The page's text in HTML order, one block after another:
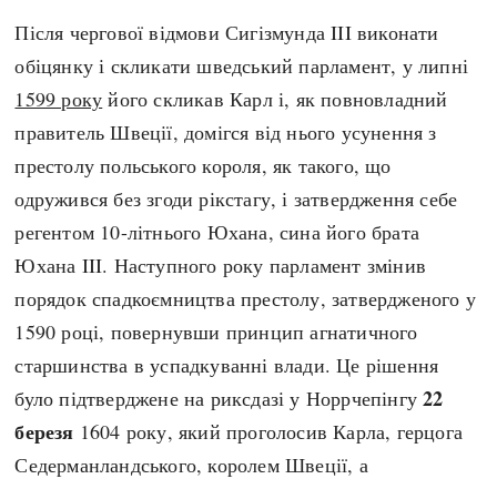
Після чергової відмови Сигізмунда III виконати
обіцянку і скликати шведський парламент, у липні
1599 року його скликав Карл і, як повновладний
правитель Швеції, домігся від нього усунення з
престолу польського короля, як такого, що
одружився без згоди рікстагу, і затвердження себе
регентом 10-літнього Юхана, сина його брата
Юхана III. Наступного року парламент змінив
порядок спадкоємництва престолу, затвердженого у
1590 році, повернувши принцип агнатичного
старшинства в успадкуванні влади. Це рішення
було підтверджене на риксдазі у Норрчепінгу22
березя 1604 року, який проголосив Карла, герцога
Седерманландського, королем Швеції, а